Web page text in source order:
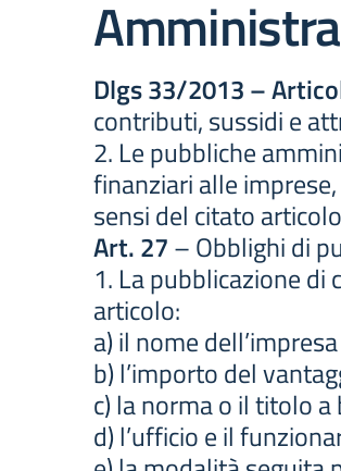
Dlgs 33/2013 –
contributi, sussidi e
2. Le pubbliche
finanziari alle
sensi del citato
Art. 27– Obblighi di
1. La pubblicazione di
articolo:
a) il nome
b) l’importo del
c) la norma o il titolo
d) l’ufficio e il